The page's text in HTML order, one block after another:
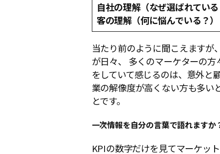
自社の理解（なぜ選ばれてい
客の理解（何に悩んでいる？）
当たり前のように聞こえますが
が日々、 多くのマーケターの方
をしていて感じるのは、意外と
業の解像度が高くない方も多い
とです。
一次情報を自分の言葉で語れますか
KPIの数字だけを見てマーケッ